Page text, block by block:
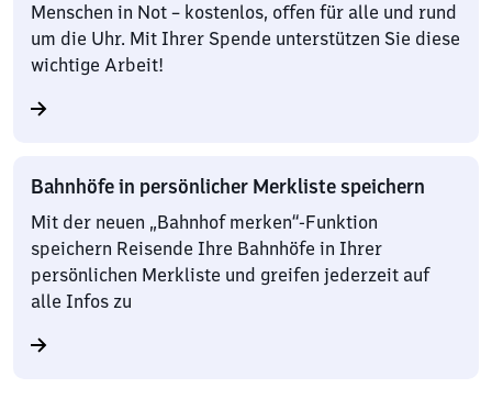
Menschen in Not – kostenlos, offen für alle und rund
um die Uhr. Mit Ihrer Spende unterstützen Sie diese
wichtige Arbeit!
Bahnhöfe in persönlicher Merkliste speichern
Mit der neuen „Bahnhof merken“-Funktion
speichern Reisende Ihre Bahnhöfe in Ihrer
persönlichen Merkliste und greifen jederzeit auf
alle Infos zu